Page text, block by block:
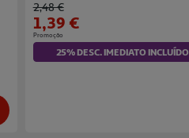
Price reduced from
2,48 €to
1,39 €
Promoção
25% DESC. IMEDIATO INCLUÍDO